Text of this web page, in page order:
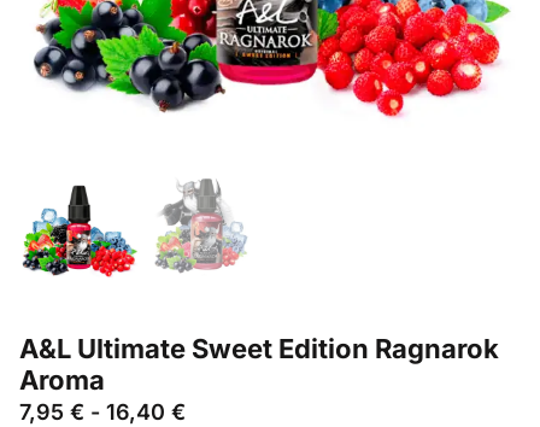
A&L Ultimate Sweet Edition Ragnarok
Aroma
7,95 € - 16,40 €